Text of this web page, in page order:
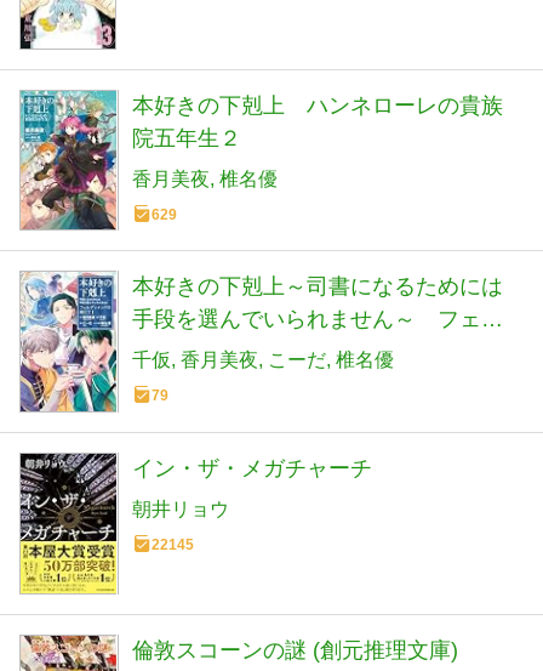
本好きの下剋上 ハンネローレの貴族
院五年生２
香月美夜 椎名優
629
本好きの下剋上～司書になるためには
手段を選んでいられません～ フェル
ディナンドの館にて 第1巻
千仮 香月美夜 こーだ 椎名優
79
イン・ザ・メガチャーチ
朝井リョウ
22145
倫敦スコーンの謎 (創元推理文庫)